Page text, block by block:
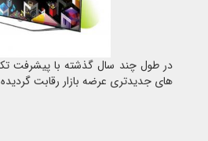
در طول چند سال گذشته با پیشرفت
های جدیدتری عرضه بازار رقابت